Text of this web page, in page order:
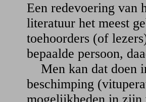
Een redevoering van
literatuur het meest
toehoorders (of
bepaalde persoon,
Men kan dat doen
beschimping